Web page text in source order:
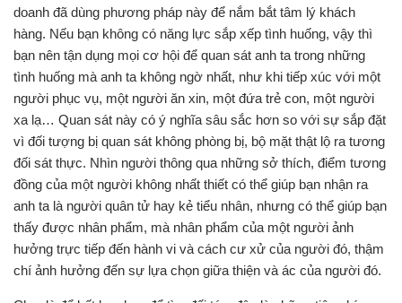
doanh đã dùng phương pháp này để nắm bắt tâm lý khách
hàng. Nếu bạn không có năng lực sắp xếp tình huống, vậy thì
bạn nên tận dụng mọi cơ hội để quan sát anh ta trong những
tình huống mà anh ta không ngờ nhất, như khi tiếp xúc với một
người phục vụ, một người ăn xin, một đứa trẻ con, một người
xa lạ… Quan sát này có ý nghĩa sâu sắc hơn so với sự sắp đặt
vì đối tượng bị quan sát không phòng bị, bộ mặt thật lộ ra tương
đối sát thực. Nhìn người thông qua những sở thích, điểm tương
đồng của một người không nhất thiết có thể giúp bạn nhận ra
anh ta là người quân tử hay kẻ tiểu nhân, nhưng có thể giúp bạn
thấy được nhân phẩm, mà nhân phẩm của một người ảnh
hưởng trực tiếp đến hành vi và cách cư xử của người đó, thậm
chí ảnh hưởng đến sự lựa chọn giữa thiện và ác của người đó.